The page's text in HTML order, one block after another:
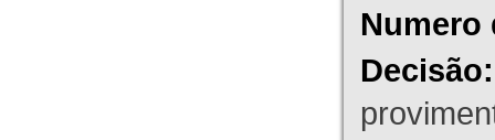
Numero
Decisão: